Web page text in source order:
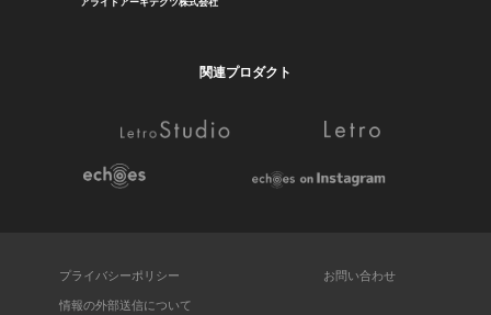
関連プロダクト
プライバシーポリシー お問い合わせ
情報の外部送信について